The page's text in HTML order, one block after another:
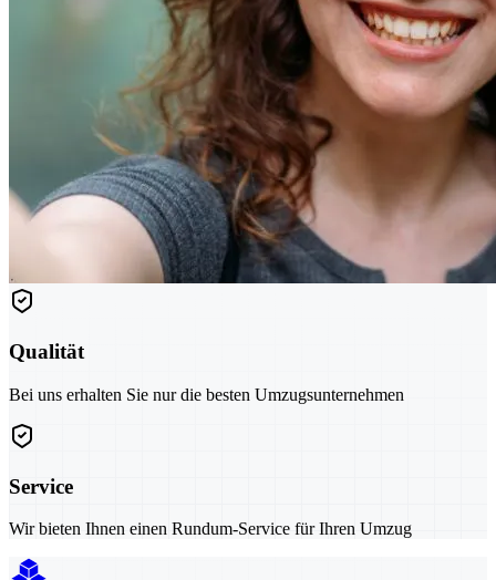
Qualität
Bei uns erhalten Sie nur die besten Umzugsunternehmen
Service
Wir bieten Ihnen einen Rundum-Service für Ihren Umzug